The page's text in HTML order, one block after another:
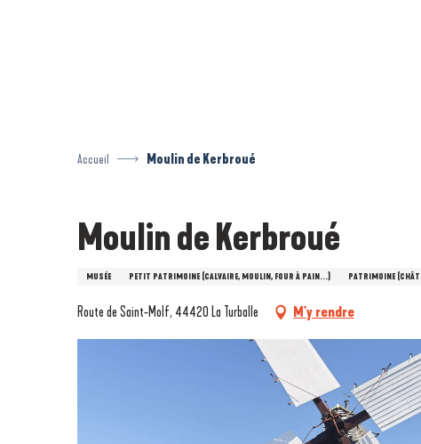
Accueil Moulin de Kerbroué
Moulin de Kerbroué
MUSÉE PETIT PATRIMOINE (CALVAIRE, MOULIN, FOUR À PAIN...) PATRIMOINE
Route de Saint-Molf, 44420 La Turballe M'y rendre